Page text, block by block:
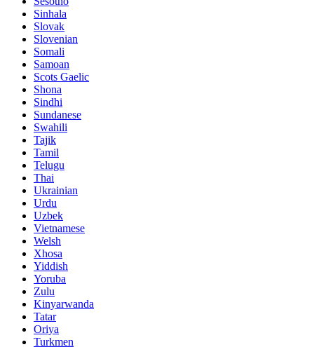
Sinhala
Slovak
Slovenian
Somali
Samoan
Scots Gaelic
Shona
Sindhi
Sundanese
Swahili
Tajik
Tamil
Telugu
Thai
Ukrainian
Urdu
Uzbek
Vietnamese
Welsh
Xhosa
Yiddish
Yoruba
Zulu
Kinyarwanda
Tatar
Oriya
Turkmen